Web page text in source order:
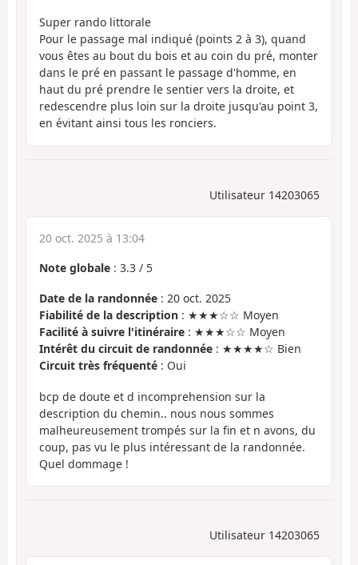
Super rando littorale
Pour le passage mal indiqué (points 2 à 3), quand
vous êtes au bout du bois et au coin du pré, monter
dans le pré en passant le passage d'homme, en
haut du pré prendre le sentier vers la droite, et
redescendre plus loin sur la droite jusqu'au point 3,
en évitant ainsi tous les ronciers.
Utilisateur 14203065
20 oct. 2025 à 13:04
Note globale : 3.3 / 5
Date de la randonnée : 20 oct. 2025
Fiabilité de la description : ★★★☆☆ Moyen
Facilité à suivre l'itinéraire : ★★★☆☆ Moyen
Intérêt du circuit de randonnée : ★★★★☆ Bien
Circuit très fréquenté : Oui
bcp de doute et d incomprehension sur la
description du chemin.. nous nous sommes
malheureusement trompés sur la fin et n avons, du
coup, pas vu le plus intéressant de la randonnée.
Quel dommage !
Utilisateur 14203065